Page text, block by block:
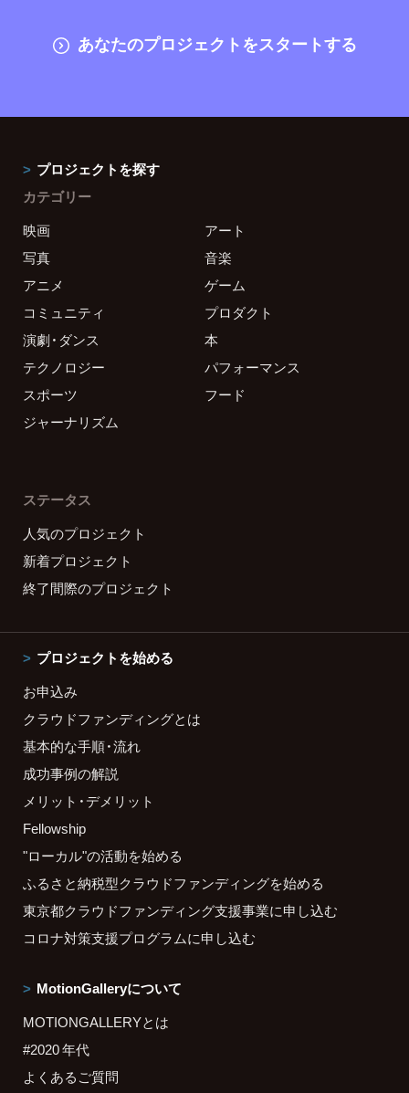
あなたのプロジェクトをスタートする
プロジェクトを探す
カテゴリー
映画
アート
写真
音楽
アニメ
ゲーム
コミュニティ
プロダクト
演劇・ダンス
本
テクノロジー
パフォーマンス
スポーツ
フード
ジャーナリズム
ステータス
人気のプロジェクト
新着プロジェクト
終了間際のプロジェクト
プロジェクトを始める
お申込み
クラウドファンディングとは
基本的な手順・流れ
成功事例の解説
メリット・デメリット
Fellowship
"ローカル"の活動を始める
ふるさと納税型クラウドファンディングを始める
東京都クラウドファンディング支援事業に申し込む
コロナ対策支援プログラムに申し込む
MotionGalleryについて
MOTIONGALLERYとは
#2020 年代
よくあるご質問